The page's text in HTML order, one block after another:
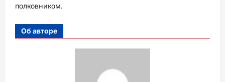
полковником.
Об авторе